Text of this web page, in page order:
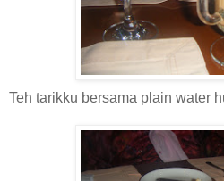
Teh tarikku bersama plain water